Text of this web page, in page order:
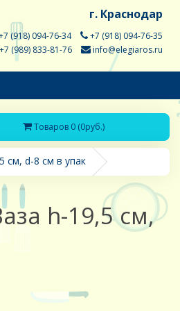
г. Краснодар
(918) 094-76-34
+7 (918) 094-76-35
+7 (989) 833-81-76
info@elegiaros.ru
Товаров 0 (0руб.)
см, d-8 см в упак
h-19,5 см,